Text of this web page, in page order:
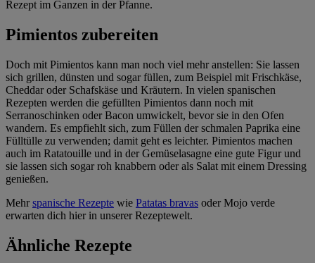
Rezept im Ganzen in der Pfanne.
Pimientos zubereiten
Doch mit Pimientos kann man noch viel mehr anstellen: Sie lassen
sich grillen, dünsten und sogar füllen, zum Beispiel mit Frischkäse,
Cheddar oder Schafskäse und Kräutern. In vielen spanischen
Rezepten werden die gefüllten Pimientos dann noch mit
Serranoschinken oder Bacon umwickelt, bevor sie in den Ofen
wandern. Es empfiehlt sich, zum Füllen der schmalen Paprika eine
Fülltülle zu verwenden; damit geht es leichter. Pimientos machen
auch im Ratatouille und in der Gemüselasagne eine gute Figur und
sie lassen sich sogar roh knabbern oder als Salat mit einem Dressing
genießen.
Mehrspanische Rezepte wie Patatas bravas oder Mojo verde
erwarten dich hier in unserer Rezeptewelt.
Ähnliche Rezepte